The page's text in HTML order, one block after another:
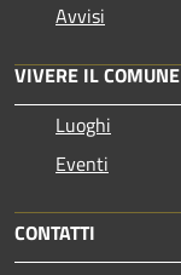
Avvisi
VIVERE IL COMUNE
Luoghi
Eventi
CONTATTI